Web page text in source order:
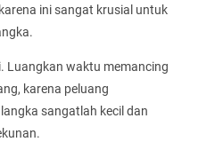
ini sangat krusial untuk
Luangkan waktu memancing
karena peluang
sangatlah kecil dan